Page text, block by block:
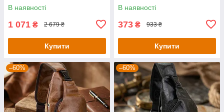
В наявності
1 071 ₴ 2 679 ₴
Купити
В наявності
373 ₴ 933 ₴
Купити
–60% –60%